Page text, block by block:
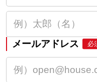
メールアドレス 必